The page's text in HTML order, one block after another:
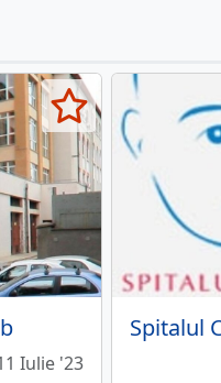
Iulie '23